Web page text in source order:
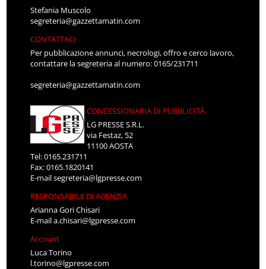
Stefania Muscolo
segreteria@gazzettamatin.com
CONTATTACI
Per pubblicazione annunci, necrologi, offro e cerco lavoro,
contattare la segreteria al numero: 0165/231711
segreteria@gazzettamatin.com
CONCESSIONARIA DI PUBBLICITÀ
LG PRESSE S.R.L.
via Festaz, 52
11100 AOSTA
Tel: 0165.231711
Fax: 0165.1820141
E-mailsegreteria@lgpresse.com
RESPONSABILE DI AGENZIA
Arianna Gori Chisari
E-maila.chisari@lgpresse.com
Account
Luca Torino
l.torino@lgpresse.com